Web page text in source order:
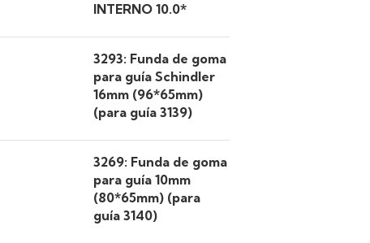
INTERNO 10.0*
3293: Funda de goma
para guía Schindler
16mm (96*65mm)
(para guía 3139)
3269: Funda de goma
para guía 10mm
(80*65mm) (para
guía 3140)